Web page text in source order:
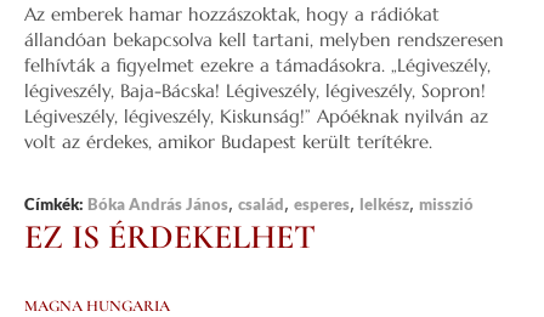
Az emberek hamar hozzászoktak, hogy a rádiókat
állandóan bekapcsolva kell tartani, melyben rendszeresen
felhívták a figyelmet ezekre a támadásokra. „Légiveszély,
légiveszély, Baja-Bácska! Légiveszély, légiveszély, Sopron!
Légiveszély, légiveszély, Kiskunság!” Apóéknak nyilván az
volt az érdekes, amikor Budapest került terítékre.
Címkék: Bóka András János, család, esperes, lelkész, misszió
EZ IS ÉRDEKELHET
MAGNA HUNGARIA